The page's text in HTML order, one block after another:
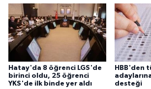
Hatay'da 8 öğrenci LGS'de
birinci oldu, 25 öğrenci
YKS'de ilk binde yer aldı
HBB'den
desteği